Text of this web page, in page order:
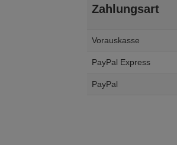
Zahlungsart
Vorauskasse
PayPal Express
PayPal